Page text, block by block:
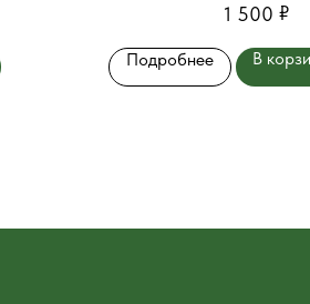
1 500 ₽
Подробнее В